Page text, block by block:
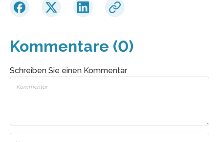
Kommentare (0)
Schreiben Sie einen Kommentar